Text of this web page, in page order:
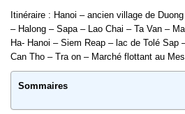
Itinéraire : Hanoi – ancien village de
– Halong – Sapa – Lao Chai – Ta Van –
Ha- Hanoi – Siem Reap – lac de Tolé Sap
Can Tho – Tra on – Marché flottant au
Sommaires